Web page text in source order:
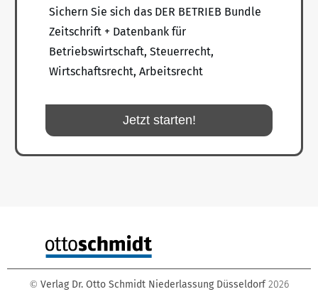
Sichern Sie sich das DER BETRIEB Bundle
Zeitschrift + Datenbank für
Betriebswirtschaft, Steuerrecht,
Wirtschaftsrecht, Arbeitsrecht
Jetzt starten!
© Verlag Dr. Otto Schmidt Niederlassung Düsseldorf 2026